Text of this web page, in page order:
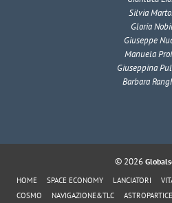
Silvia
Gloria
Giuseppe
Manuela
Giuseppina
Barbara
© 2026
HOME SPACE ECONOMY LANCIATORI
COSMO
NAVIGAZIONE&TLC